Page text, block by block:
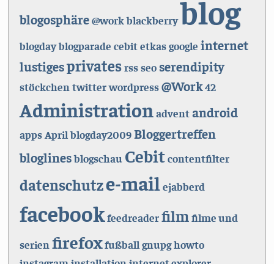
blogosphäre@workblackberryblog
blogdayblogparade cebitetkasgoogle internet
lustigesprivatesrssseo serendipity
stöckchen twitterwordpress@Work42
Administrationadventandroid
appsApril blogday2009Bloggertreffen
bloglinesblogschau Cebitcontentfilter
datenschutze-mailejabberd
facebookfeedreaderfilmfilme und
serien firefoxfußball gnupghowto